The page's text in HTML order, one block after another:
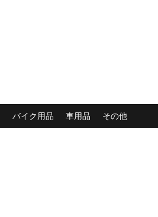
バイク用品 車用品 その他